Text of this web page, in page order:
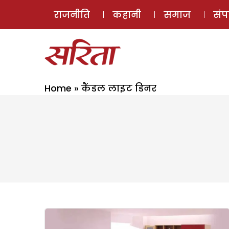
राजनीति कहानी समाज
Home » कैंडल लाइट डिनर